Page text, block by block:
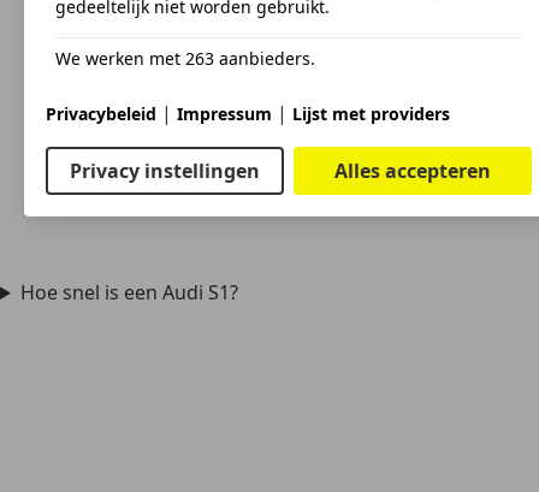
Hoe snel is een Audi S1?
gedeeltelijk niet worden gebruikt.
We werken met 263 aanbieders.
Privacybeleid | Impressum | Lijst met providers
Privacy instellingen Alles accepteren